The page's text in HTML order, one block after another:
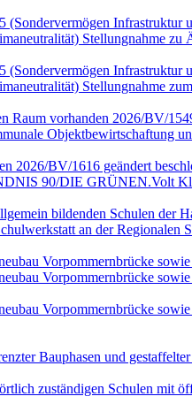
Stellungnahme
Stellungnahme
vorhanden 2026/BV/
Objektbewirtschaftung
2026/BV/1616 geändert
90/DIE GRÜNEN.Volt
bildenden Schulen der
an der Regionalen
Vorpommernbrücke
Vorpommernbrücke
Vorpommernbrücke
Bauphasen und
zuständigen Schulen mit